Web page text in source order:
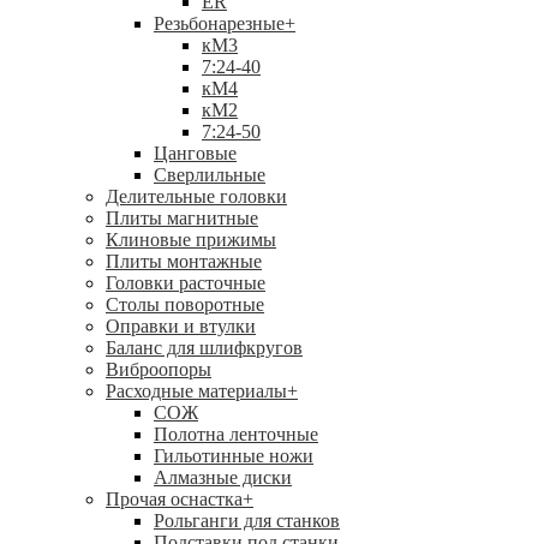
Резьбонарезные+
кМ3
7:24-40
кМ4
кМ2
7:24-50
Цанговые
Сверлильные
Делительные головки
Плиты магнитные
Клиновые прижимы
Плиты монтажные
Головки расточные
Столы поворотные
Оправки и втулки
Баланс для шлифкругов
Виброопоры
Расходные материалы+
СОЖ
Полотна ленточные
Гильотинные ножи
Алмазные диски
Прочая оснастка+
Рольганги для станков